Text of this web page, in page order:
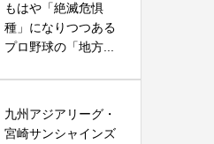
もはや「絶滅危惧
種」になりつつある
プロ野球の「地方...
九州アジアリーグ・
宮崎サンシャインズ